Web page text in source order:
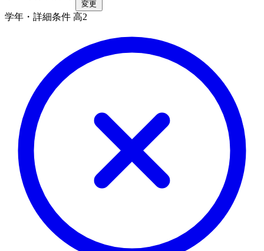
変更
学年・詳細条件 高2